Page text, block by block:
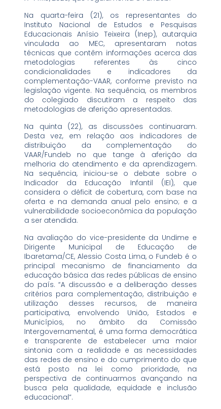
Na quarta-feira (21), os representantes do
Instituto Nacional de Estudos e Pesquisas
Educacionais Anísio Teixeira (Inep), autarquia
vinculada ao MEC, apresentaram notas
técnicas que contêm informações acerca das
metodologias referentes às cinco
condicionalidades e indicadores da
complementação-VAAR, conforme previsto na
legislação vigente. Na sequência, os membros
do colegiado discutiram a respeito das
metodologias de aferição apresentadas.
Na quinta (22), as discussões continuaram.
Desta vez, em relação aos indicadores de
distribuição da complementação do
VAAR/Fundeb no que tange à aferição da
melhoria do atendimento e da aprendizagem.
Na sequência, iniciou-se o debate sobre o
Indicador da Educação Infantil (IEI), que
considera o déficit de cobertura, com base na
oferta e na demanda anual pelo ensino; e a
vulnerabilidade socioeconômica da população
a ser atendida.
Na avaliação do vice-presidente da Undime e
Dirigente Municipal de Educação de
Ibaretama/CE, Alessio Costa Lima, o Fundeb é o
principal mecanismo de financiamento da
educação básica das redes públicas de ensino
do país. “A discussão e a deliberação desses
critérios para complementação, distribuição e
utilização desses recursos, de maneira
participativa, envolvendo União, Estados e
Municípios, no âmbito da Comissão
Intergovernamental, é uma forma democrática
e transparente de estabelecer uma maior
sintonia com a realidade e as necessidades
das redes de ensino e do cumprimento do que
está posto na lei como prioridade, na
perspectiva de continuarmos avançando na
busca pela qualidade, equidade e inclusão
educacional”.